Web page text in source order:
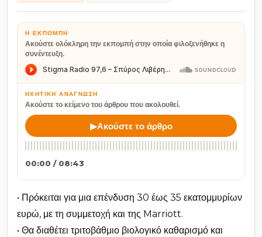
Η ΕΚΠΟΜΠΉ
Ακούστε ολόκληρη την εκπομπή στην οποία φιλοξενήθηκε η
συνέντευξη.
ΗΧΗΤΙΚΉ ΑΝΆΓΝΩΣΗ
Ακούστε το κείμενο του άρθρου που ακολουθεί.
▶Ακούστε το άρθρο
00:00 / 08:43
• Πρόκειται για μια επένδυση 30 έως 35 εκατομμυρίων
ευρώ, με τη συμμετοχή και της Marriott.
• Θα διαθέτει τριτοβάθμιο βιολογικό καθαρισμό και